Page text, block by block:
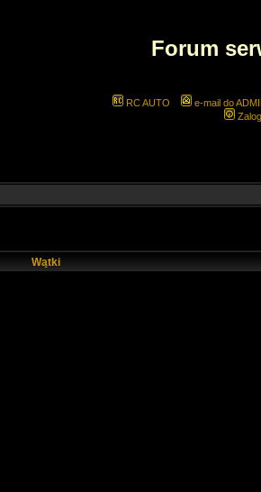
Forum
RC AUTO e-mail do
Wątki